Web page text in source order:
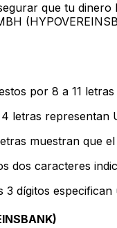
que tu
por 8 a 11
4 letras representan
muestran que
dos caracteres
3 dígitos